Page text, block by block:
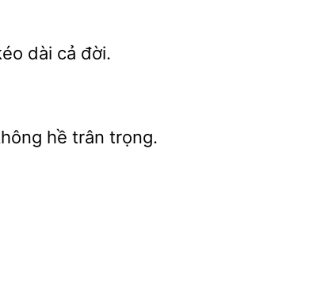
dài cả đời.
hề trân trọng.